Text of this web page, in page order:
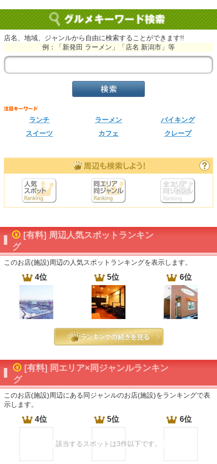
店名、地域、ジャンルから自由に検索することができます!!
例：「新発田 ラーメン」「店名 新潟市」等
ランチ ラーメン
バイキング
スイーツ
カフェ クレープ
[有料] 周辺人気スポットランキン
グ
このお店(施設)周辺の人気スポットランキングを表示します。
4位 5位 6位
[有料] 同エリア×同ジャンルランキン
グ
このお店(施設)周辺にある同ジャンルのお店(施設)をランキングで表
示します。
4位 5位 6位
該当するスポットは3件以下です。